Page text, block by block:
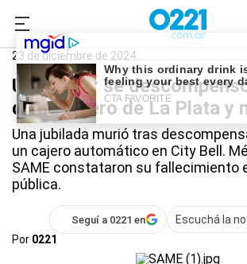
0221.com.ar
La Plata
23 de diciembre de 2024
Una mujer se
de un cajero de La Plata y
Una jubilada murió tras
un cajero automático en City Bell.
SAME constataron su fallecimiento
pública.
Seguí a 0221 en
Escuchá la
Por 0221